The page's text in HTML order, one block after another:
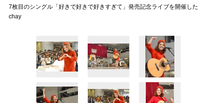
7枚目のシングル「好きで好きで好きすぎて」発売記念ライブを開催した
chay